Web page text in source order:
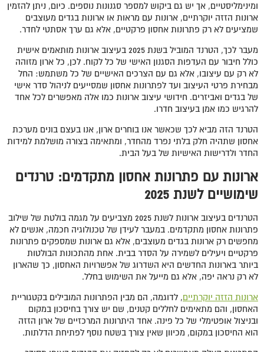
ומינימליסטיים, אך יש גם ביקוש למספר סגנונות נוספים. כיום, ניתן להזמין
ארונות הזזה יוקרתיים, ארונות עם מראות או ארונות בגדים מעוצבים
שמציעים לא רק פתרונות אחסון פרקטיים, אלא גם ערך אסתטי לחדר.
מעבר לכך, הטרנד המוביל בשנת 2025 בעיצוב ארונות מותאמים אישית
כולל חיבור עם העדפות הסגנון האישי של כל לקוח. לכן, כל ארון מזוהה
לא רק עם עיצובו, אלא גם עם הצרכים האישיים של כל משתמש: החל
מבחירת פרטי העיצוב ועד לפתרונות אחסון שמסייעים לניהול סדר אישי
של בגדים ואביזרים. חידושי עיצוב ארונות כמו אלה מאפשרים לכל אחד
להרגיש כמו אמן בעיצוב חדרו.
הטרנד הזה מביא לכך שכאשר אנו בוחרים ארון, אנו בעצם בונים מערכת
אחסון שתהיה חלק בלתי נפרד מהחדר, ומתאימה בצורה מושלמת למידות
החדר ולדרישות האישיות של בעל הבית.
ארונות עם פתרונות אחסון מתקדמים: טרנדים
שימושיים לשנת 2025
הטרנדים בעיצוב ארונות לשנת 2025 מצביעים על מגמה בולטת של שילוב
פתרונות אחסון מתקדמים. במעבר לעידן של טכנולוגיה חכמה, אנשים לא
מחפשים רק ארונות בגדים מעוצבים, אלא גם ארונות שמספקים פתרונות
פרקטיים ויעילים לשמירה על הסדר בבית. אחת מהתכונות הבולטות
ביותר בארונות החדשים היא השדרוג של אפשרויות האחסון, כך שהארון
לא רק נראה יפה, אלא גם מייעל את השימוש בחלל.
ארונות הזזה יוקרתיים, לדוגמה, הם מבין הפתרונות המובילים בקטגוריית
האחסון, והם מתאימים לחללים קטנים, שם יש צורך בחיסכון במקום
ובניצול אופטימלי של כל פינה. אחד היתרונות המרכזיים של ארון הזזה
הוא החיסכון במקום, מכיוון שאין צורך בשטח נוסף לפתיחת הדלתות.